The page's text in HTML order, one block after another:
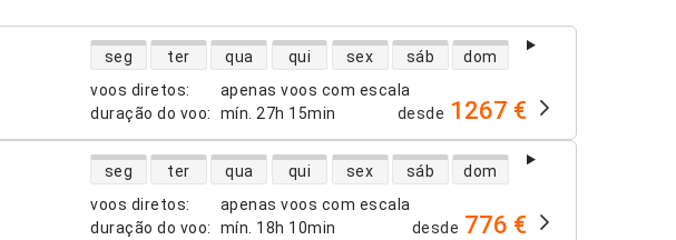
voos diretos:
apenas voos com escala
duração do voo: mín. 27h 15min
disponibilidade de voos diretos
seg ter qua qui sex sáb dom
desde 1267 €
voos diretos:
apenas voos com escala
duração do voo: mín. 18h 10min
disponibilidade de voos diretos
seg ter qua qui sex sáb dom
desde 776 €